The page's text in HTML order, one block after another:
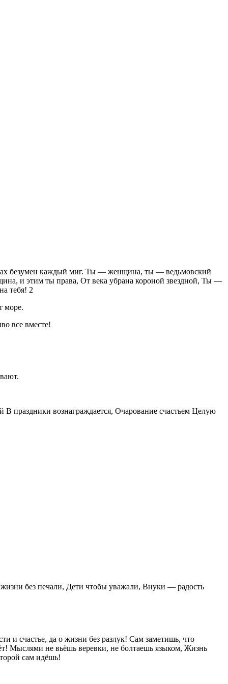
безумен каждый миг. Ты — женщина, ты — ведьмовский
и этим ты права, От века убрана короной звездной, Ты —
тебя! 2
море.
все вместе!
праздники вознаграждается, Очарование счастьем Целую
без печали, Дети чтобы уважали, Внуки — радость
счастье, да о жизни без разлук! Сам заметишь, что
Мыслями не вьёшь веревки, не болтаешь языком, Жизнь
сам идёшь!